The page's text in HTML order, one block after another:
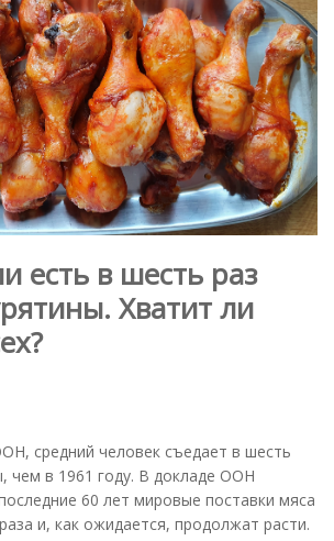
есть в шесть раз
Хватит ли
средний человек съедает в шесть
чем в 1961 году. В докладе ООН
60 лет мировые поставки мяса
и, как ожидается, продолжат расти.